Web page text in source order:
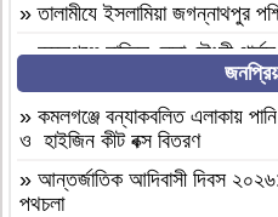
»‎তালামীযে ইসলামিয়া জগন্নাথপুর
»কমলগঞ্জে হাবিবুন নেছা চৌধুরী
»আসামীরা জামিনে মুক্ত; মামলা
ধামকিকমলগঞ্জে বহুল আলোচিত স্কুল
»
কমলগঞ্জে নিরাপদ সড়ক চাই এর
»শোক সংবাদ॥ রসমোহন সিংহ ॥
» কমলগঞ্জে বন্যাকবলিত এলাকায়
ও হাইজিন কীট বক্স বিতরণ
» আন্তর্জাতিক আদিবাসী দিবস ২০২৬:
পথচলা